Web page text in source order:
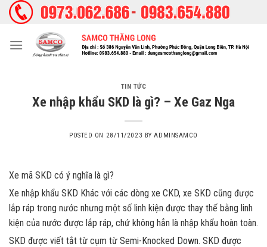
Skip
TIN TỨC
Xe nhập khẩu SKD là gì? – Xe Gaz Nga
POSTED ON 28/11/2023 BYADMINSAMCO
Xe mã SKD có ý nghĩa là gì?
Xe nhập khẩu SKD Khác với các dòng xe CKD, xe SKD cũng được
lắp ráp trong nước nhưng một số linh kiện được thay thế bằng linh
kiện của nước được lắp ráp, chứ không hẳn là nhập khẩu hoàn toàn.
SKD được viết tắt từ cụm từ Semi-Knocked Down. SKD được